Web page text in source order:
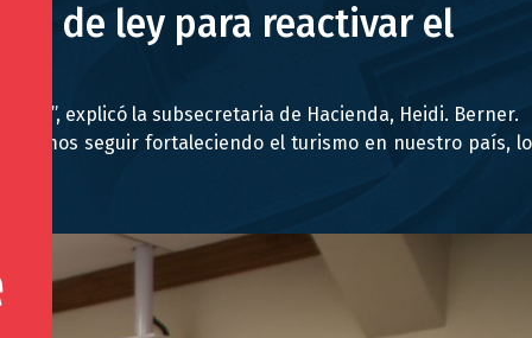
de ley para reactivar el
explicó la subsecretaria de Hacienda, Heidi. Berner.
seguir fortaleciendo el turismo en nuestro país, lo